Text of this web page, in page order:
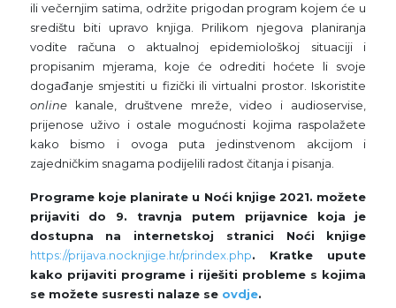
ili večernjim satima, održite prigodan program kojem će u
središtu biti upravo knjiga. Prilikom njegova planiranja
vodite računa o aktualnoj epidemiološkoj situaciji i
propisanim mjerama, koje će odrediti hoćete li svoje
događanje smjestiti u fizički ili virtualni prostor. Iskoristite
onlinekanale, društvene mreže, video i audioservise,
prijenose uživo i ostale mogućnosti kojima raspolažete
kako bismo i ovoga puta jedinstvenom akcijom i
zajedničkim snagama podijelili radost čitanja i pisanja.
Programe koje planirate u Noći knjige 2021. možete
prijaviti do 9. travnja putem prijavnice koja je
dostupna na internetskoj stranici Noći knjige
https://prijava.nocknjige.hr/prindex.php. Kratke upute
kako prijaviti programe i riješiti probleme s kojima
se možete susresti nalaze se ovdje.